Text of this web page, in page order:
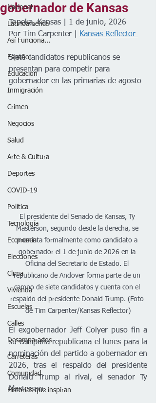
Nacional
Latinoamérica
Así Funciona...
Español
Educación
Inmigración
Crimen
Negocios
Salud
Arte & Cultura
Deportes
COVID-19
Política
Tecnología
Economía
Elecciones
Clima
Vivienda
Escuelas
Calles
Desamparados
Carreteras
Comunidad
Historias que inspiran
gobernador de Kansas
Topeka, Kansas | 1 de junio, 2026
Por Tim Carpenter |
Kansas Reflector
Siete candidatos republicanos se
presentan para competir para
gobernador en las primarias de agosto
El presidente del Senado de Kansas, Ty
Masterson, segundo desde la derecha, se
presenta formalmente como candidato a
gobernador el 1 de junio de 2026 en la
Oficina del Secretario de Estado. El
republicano de Andover forma parte de un
campo de siete candidatos y cuenta con el
respaldo del presidente Donald Trump. (Foto
de Tim Carpenter/Kansas Reflector)
El exgobernador Jeff Colyer puso fin a
su campaña republicana el lunes para la
nominación del partido a gobernador en
2026, tras el respaldo del presidente
Donald Trump al rival, el senador Ty
Masterson.